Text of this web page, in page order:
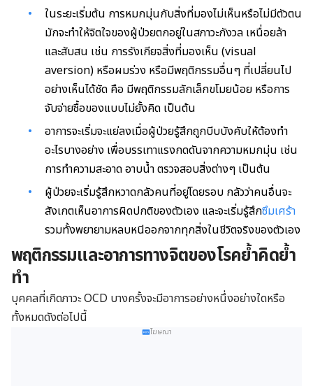
ในระยะเริ่มต้น การหมกมุ่นกับสิ่งที่มองไม่เห็นหรือไม่มีตัวตน
มักจะทำให้จิตใจของผู้ป่วยตกอยู่ในสภาวะกังวล เหนื่อยล้า
และสับสน เช่น การรังเกียจสิ่งที่มองเห็น (visual
aversion) หรือผมร่วง หรือมีพฤติกรรมอื่นๆ ที่เปลี่ยนไป
อย่างเห็นได้ชัด คือ มีพฤติกรรมลักเล็กขโมยน้อย หรือการ
จับจ่ายซื้อของแบบไม่ยั้งคิด เป็นต้น
อาการจะเริ่มจะแย่ลงเมื่อผู้ป่วยรู้สึกถูกบีบบังคับให้ต้องทำ
อะไรบางอย่าง เพื่อบรรเทาแรงกดดันจากความหมกมุ่น เช่น
การทำความสะอาด อาบน้ำ ตรวจสอบสิ่งต่างๆ เป็นต้น
ผู้ป่วยจะเริ่มรู้สึกหวาดกลัวคนที่อยู่โดยรอบ กลัวว่าคนอื่นจะ
สังเกตเห็นอาการผิดปกติของตัวเอง และจะเริ่มรู้สึกซึมเศร้า
รวมทั้งพยายามหลบหนีออกจากทุกสิ่งในชีวิตจริงของตัวเอง
พฤติกรรมและอาการทางจิตของโรคย้ำคิดย้ำ
ทำ
บุคคลที่เกิดภาวะ OCD บางครั้งจะมีอาการอย่างหนึ่งอย่างใดหรือ
ทั้งหมดดังต่อไปนี้
โฆษณา